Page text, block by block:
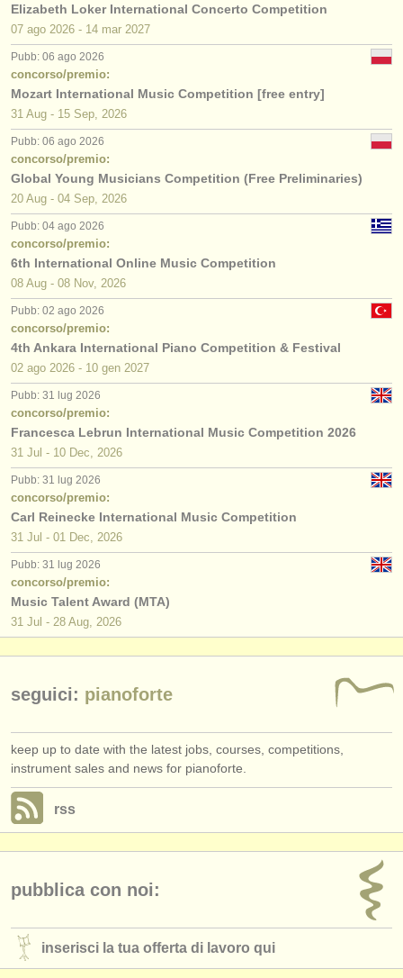
Elizabeth Loker International Concerto Competition
07 ago 2026 - 14 mar 2027
Pubb: 06 ago 2026
concorso/premio:
Mozart International Music Competition [free entry]
31 Aug - 15 Sep, 2026
Pubb: 06 ago 2026
concorso/premio:
Global Young Musicians Competition (Free Preliminaries)
20 Aug - 04 Sep, 2026
Pubb: 04 ago 2026
concorso/premio:
6th International Online Music Competition
08 Aug - 08 Nov, 2026
Pubb: 02 ago 2026
concorso/premio:
4th Ankara International Piano Competition & Festival
02 ago 2026 - 10 gen 2027
Pubb: 31 lug 2026
concorso/premio:
Francesca Lebrun International Music Competition 2026
31 Jul - 10 Dec, 2026
Pubb: 31 lug 2026
concorso/premio:
Carl Reinecke International Music Competition
31 Jul - 01 Dec, 2026
Pubb: 31 lug 2026
concorso/premio:
Music Talent Award (MTA)
31 Jul - 28 Aug, 2026
seguici: pianoforte
keep up to date with the latest jobs, courses, competitions,
instrument sales and news for pianoforte.
rss
pubblica con noi:
inserisci la tua offerta di lavoro qui